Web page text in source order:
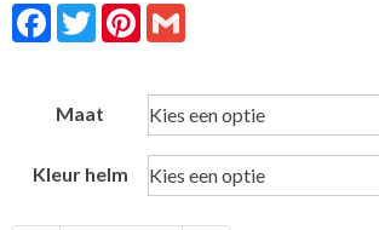
Facebook
TwitterPinterest
Maat
Kleur helm